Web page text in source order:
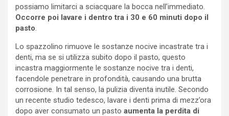
possiamo limitarci a sciacquare la bocca nell’immediato.
Occorre poi lavare i dentro tra i 30 e 60 minuti dopo il
pasto.
Lo spazzolino rimuove le sostanze nocive incastrate tra i
denti, ma se si utilizza subito dopo il pasto, questo
incastra maggiormente le sostanze nocive tra i denti,
facendole penetrare in profondità, causando una brutta
corrosione. In tal senso, la pulizia diventa inutile. Secondo
un recente studio tedesco, lavare i denti prima di mezz’ora
dopo aver consumato un pasto aumenta la perdita di